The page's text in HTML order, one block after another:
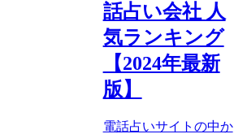
話占い会社 人
気ランキング
【2024年最新
版】
電話占いサイトの中か